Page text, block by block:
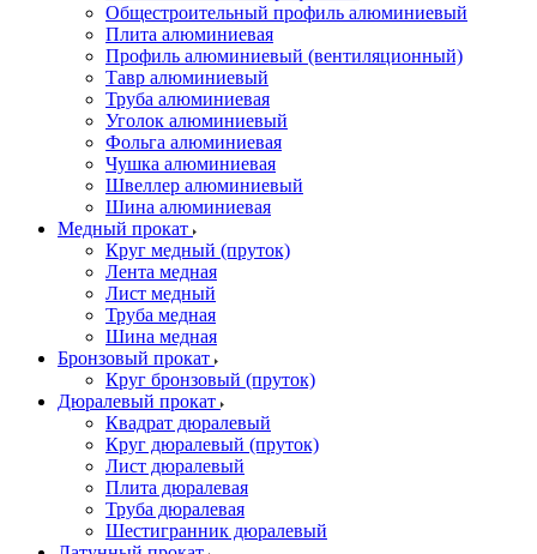
Общестроительный профиль алюминиевый
Плита алюминиевая
Профиль алюминиевый (вентиляционный)
Тавр алюминиевый
Труба алюминиевая
Уголок алюминиевый
Фольга алюминиевая
Чушка алюминиевая
Швеллер алюминиевый
Шина алюминиевая
Медный прокат
Круг медный (пруток)
Лента медная
Лист медный
Труба медная
Шина медная
Бронзовый прокат
Круг бронзовый (пруток)
Дюралевый прокат
Квадрат дюралевый
Круг дюралевый (пруток)
Лист дюралевый
Плита дюралевая
Труба дюралевая
Шестигранник дюралевый